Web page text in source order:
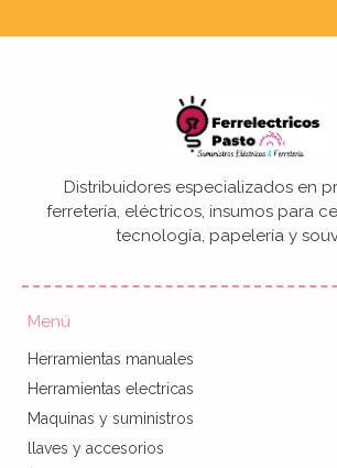
Distribuidores especializados en
ferretería, eléctricos, insumos para
tecnología, papelería y
Menú
Herramientas manuales
Herramientas electricas
Maquinas y suministros
llaves y accesorios